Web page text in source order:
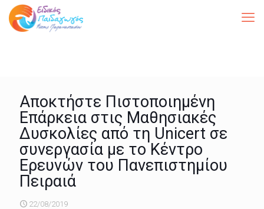
Αποκτήστε Πιστοποιημένη
Επάρκεια στις Μαθησιακές
Δυσκολίες από τη Unicert σε
συνεργασία με το Κέντρο
Ερευνών του Πανεπιστημίου
Πειραιά
22/08/2019